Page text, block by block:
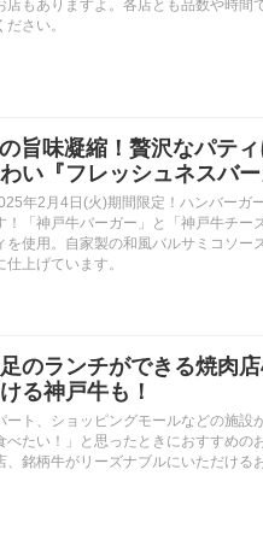
店もありますよ。各店とも品数や時間
さい。
旨味凝縮！贅沢なパテ
い『フレッシュネスバー
年2月4日(火)期間限定！ハンバーガ
！「神戸牛バーガー」と「神戸牛チー
使用。自家製の和風バルサミコソー
上げています。
のランチができる焼肉
る神戸牛も！
ート、ショッピングモールなどの施設
べたい！」と思ったときにおすすめの
、銘柄牛がリーズナブルにいただける